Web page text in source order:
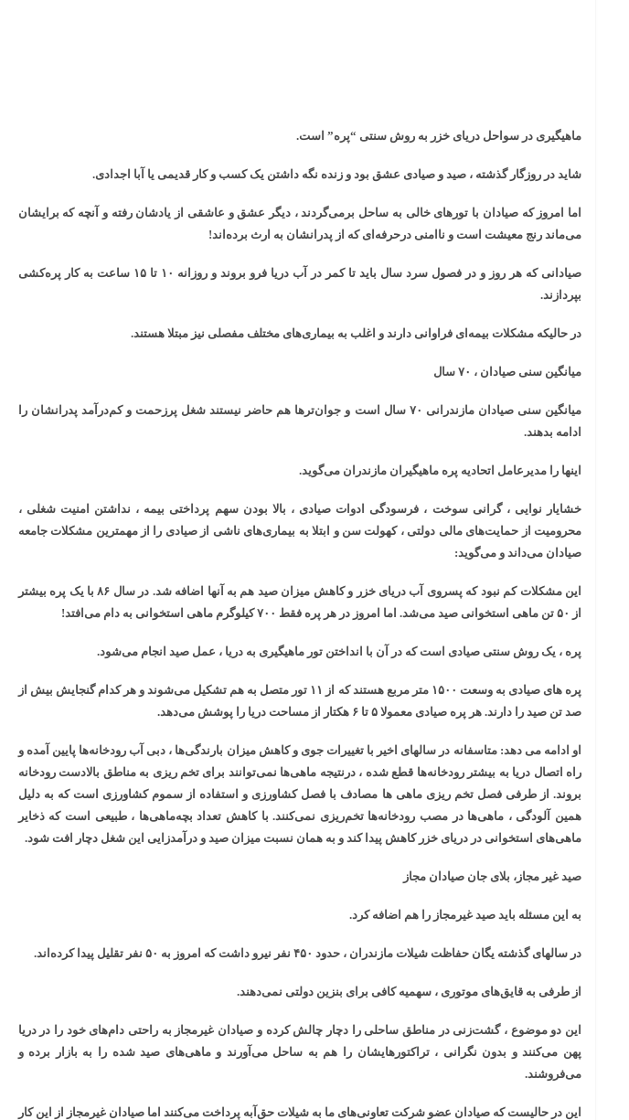
ماهیگیری در سواحل دریای خزر به روش سنتی “پره” است.
شاید در روزگار گذشته ، صید و صیادی عشق بود و زنده نگه داشتن یک کسب و کار قدیمی یا آبا اجدادی.
اما امروز که صیادان با تورهای خالی به ساحل برمی‌گردند ، دیگر عشق و عاشقی از یادشان رفته و آنچه که برایشان
می‌ماند رنج معیشت است و ناامنی درحرفه‌ای که از پدرانشان به ارث برده‌اند!
صیادانی که هر روز و در فصول سرد سال باید تا کمر در آب دریا فرو بروند و روزانه ۱۰ تا ۱۵ ساعت به کار پره‌کشی
بپردازند.
در حالیکه مشکلات بیمه‌ای فراوانی دارند و اغلب به بیماری‌های مختلف مفصلی نیز مبتلا هستند.
میانگین سنی صیادان ، ۷۰ سال
میانگین سنی صیادان مازندرانی ۷۰ سال است و جوان‌ترها هم حاضر نیستند شغل پرزحمت و کم‌درآمد پدرانشان را
ادامه بدهند.
اینها را مدیرعامل اتحادیه پره ماهیگیران مازندران می‌گوید.
خشایار نوایی ، گرانی سوخت ، فرسودگی ادوات صیادی ، بالا بودن سهم پرداختی بیمه ، نداشتن امنیت شغلی ،
محرومیت از حمایت‌های مالی دولتی ، کهولت سن و ابتلا به بیماری‌های ناشی از صیادی را از مهمترین مشکلات جامعه
صیادان می‌داند و می‌گوید:
این مشکلات کم نبود که پسروی آب دریای خزر و کاهش میزان صید هم به آنها اضافه شد. در سال ۸۶ با یک پره بیشتر
از ۵۰ تن ماهی استخوانی صید می‌شد. اما امروز در هر پره فقط ۷۰۰ کیلوگرم ماهی استخوانی به دام می‌افتد!
پره ، یک روش سنتی صیادی است که در آن با انداختن تور ماهیگیری به دریا ، عمل صید انجام می‌شود.
پره های صیادی به وسعت ۱۵۰۰ متر مربع هستند که از ۱۱ تور متصل به هم تشکیل می‌شوند و هر کدام گنجایش بیش از
صد تن صید را دارند. هر پره صیادی معمولا ۵ تا ۶ هکتار از مساحت دریا را پوشش می‌دهد.
او ادامه می دهد: متاسفانه در سالهای اخیر با تغییرات جوی و کاهش میزان بارندگی‌ها ، دبی آب رودخانه‌ها پایین آمده و
راه اتصال دریا به بیشتر رودخانه‌ها قطع شده ، درنتیجه ماهی‌ها نمی‌توانند برای تخم ریزی به مناطق بالادست رودخانه‌
بروند. از طرفی فصل تخم ریزی ماهی ها مصادف با فصل کشاورزی و استفاده از سموم کشاورزی است که به دلیل
همین آلودگی ، ماهی‌ها در مصب رودخانه‌ها تخم‌‌ریزی نمی‌کنند. با کاهش تعداد بچه‌ماهی‌ها ، طبیعی است که ذخایر
ماهی‌های استخوانی در دریای خزر کاهش پیدا کند و به همان نسبت میزان صید و درآمدزایی این شغل دچار افت شود.
صید غیر مجاز، بلای جان صیادان مجاز
به این مسئله باید صید غیرمجاز را هم اضافه کرد.
در سالهای گذشته یگان حفاظت شیلات مازندران ، حدود ۴۵۰ نفر نیرو داشت که امروز به ۵۰ نفر تقلیل پیدا کرده‌اند.
از طرفی به قایق‌های موتوری ، سهمیه کافی برای بنزین دولتی نمی‌دهند.
این دو موضوع ، گشت‌زنی در مناطق ساحلی را دچار چالش کرده و صیادان غیرمجاز به راحتی دام‌های خود را در دریا
پهن می‌کنند و بدون نگرانی ، تراکتورهایشان را هم به ساحل می‌آورند و ماهی‌های صید شده را به بازار برده و
می‌فروشند.
این در حالیست که صیادان عضو شرکت تعاونی‌های ما به شیلات حق‌آبه پرداخت می‌کنند اما صیادان غیرمجاز از این کار